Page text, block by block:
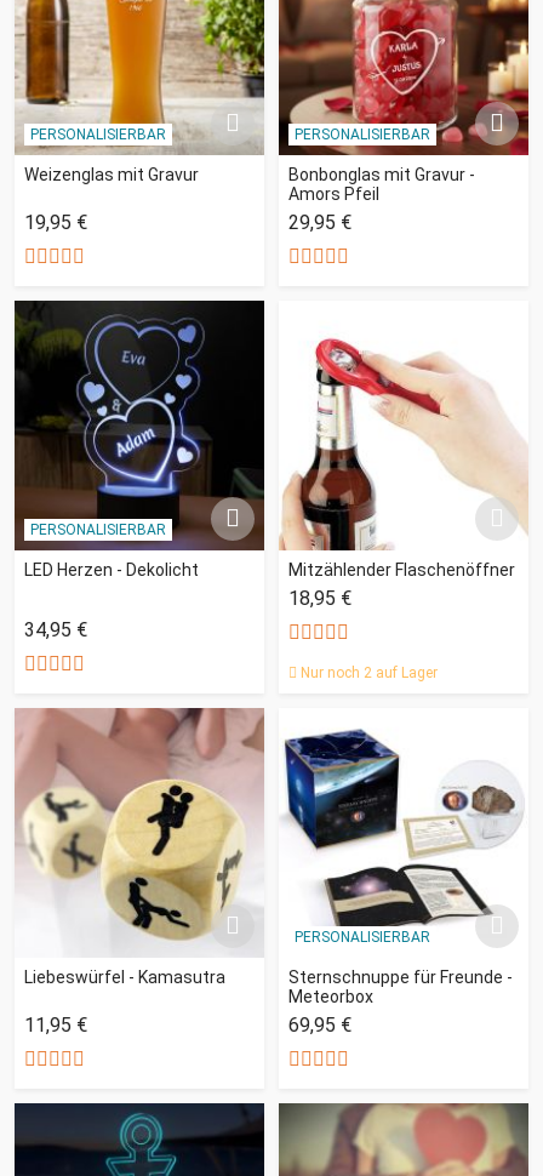
PERSONALISIERBAR
Weizenglas mit Gravur
19,95 €
PERSONALISIERBAR
Bonbonglas mit Gravur -
Amors Pfeil
29,95 €
PERSONALISIERBAR
LED Herzen - Dekolicht
34,95 €
Mitzählender Flaschenöffner
18,95 €
Nur noch 2 auf Lager
Liebeswürfel - Kamasutra
11,95 €
PERSONALISIERBAR
Sternschnuppe für Freunde -
Meteorbox
69,95 €